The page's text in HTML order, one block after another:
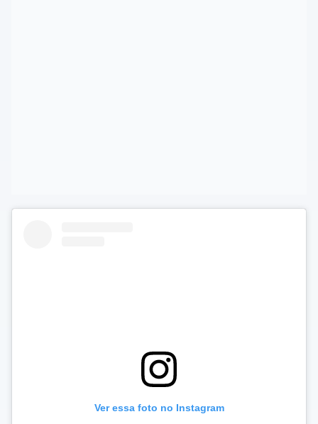
Ver essa foto no Instagram